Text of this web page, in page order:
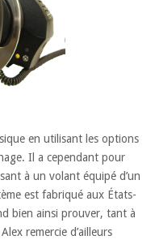
en utilisant les options
Il a cependant pour
à un volant équipé d’un
est fabriqué aux États-
bien ainsi prouver, tant à
remercie d’ailleurs